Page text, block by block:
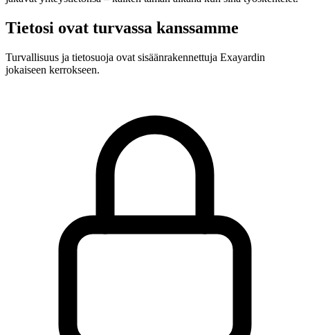
Tietosi ovat turvassa kanssamme
Turvallisuus ja tietosuoja ovat sisäänrakennettuja Exayardin
jokaiseen kerrokseen.